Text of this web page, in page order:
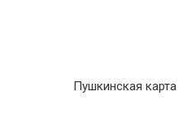
Пушкинская карта